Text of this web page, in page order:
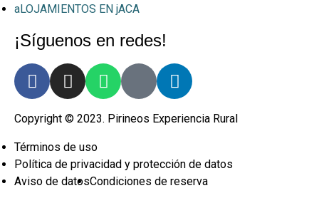
aLOJAMIENTOS EN jACA
¡Síguenos en redes!
Copyright © 2023. Pirineos Experiencia Rural
Términos de uso
Política de privacidad y protección de datos
Aviso de datosCondiciones de reserva